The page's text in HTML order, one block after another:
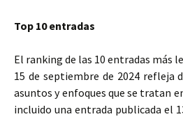
Top 10 entradas
El ranking de las 10 entradas más
15 de septiembre de 2024 refleja
asuntos y enfoques que se tratan
incluido una entrada publicada el